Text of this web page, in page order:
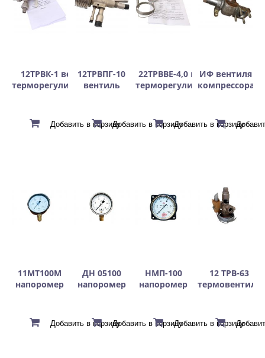
12ТРВК-1 вентиль
терморегулирующий
12ТРВПГ-10
вентиль
22ТРВВЕ-4,0 вентиль
терморегулирующий
ИФ вентиля
компрессора
11МТ100М
напоромер
ДН 05100
напоромер
НМП-100
напоромер
12 ТРВ-63
термовентиль